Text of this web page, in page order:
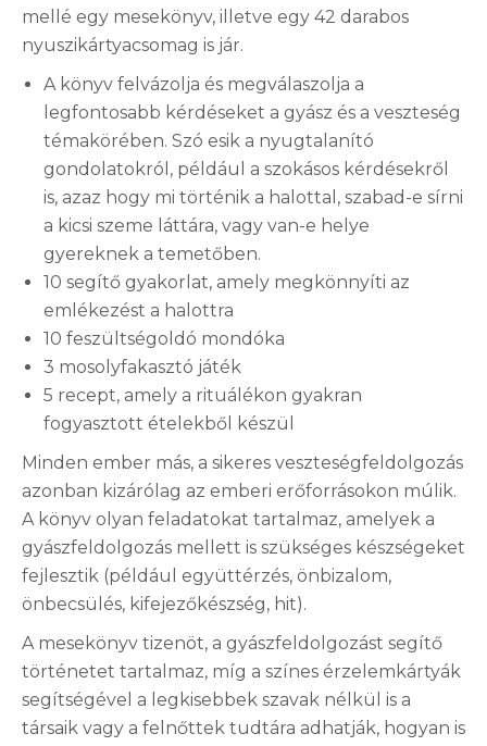
mellé egy mesekönyv, illetve egy 42 darabos
nyuszikártyacsomag is jár.
A könyv felvázolja és megválaszolja a
legfontosabb kérdéseket a gyász és a veszteség
témakörében. Szó esik a nyugtalanító
gondolatokról, például a szokásos kérdésekről
is, azaz hogy mi történik a halottal, szabad-e sírni
a kicsi szeme láttára, vagy van-e helye
gyereknek a temetőben.
10 segítő gyakorlat, amely megkönnyíti az
emlékezést a halottra
10 feszültségoldó mondóka
3 mosolyfakasztó játék
5 recept, amely a rituálékon gyakran
fogyasztott ételekből készül
Minden ember más, a sikeres veszteségfeldolgozás
azonban kizárólag az emberi erőforrásokon múlik.
A könyv olyan feladatokat tartalmaz, amelyek a
gyászfeldolgozás mellett is szükséges készségeket
fejlesztik (például együttérzés, önbizalom,
önbecsülés, kifejezőkészség, hit).
A mesekönyv tizenöt, a gyászfeldolgozást segítő
történetet tartalmaz, míg a színes érzelemkártyák
segítségével a legkisebbek szavak nélkül is a
társaik vagy a felnőttek tudtára adhatják, hogyan is